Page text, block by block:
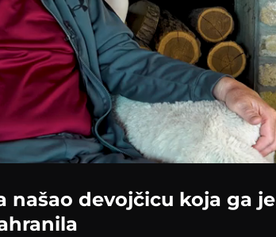
našao devojčicu koja ga je